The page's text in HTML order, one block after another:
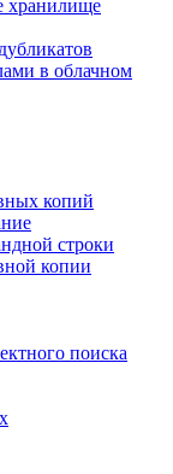
хранилище
в облачном
копий
строки
копии
поиска